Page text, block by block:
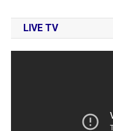
LIVE TV